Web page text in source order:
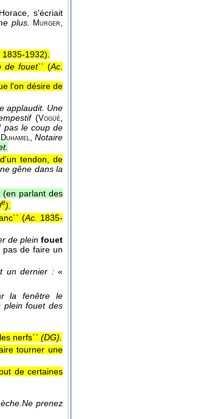
s'écriait
plus. Murger,
1835-1932).
de fouet`` (Ac.
l'on désire de
applaudit. Une
(Vogüé,
pas le coup de
Duhamel,Notaire
tendon, de
gêne dans la
(en parlant des
e).
(Ac. 1835-
de pleinfouet
de faire un
un dernier :«
la fenêtre le
plein fouet des
nerfs`` (DG).
tourner une
de certaines
Ne prenez